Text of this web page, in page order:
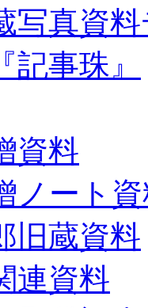
写真資
事珠』
資料
ノート
旧蔵資料
連資料